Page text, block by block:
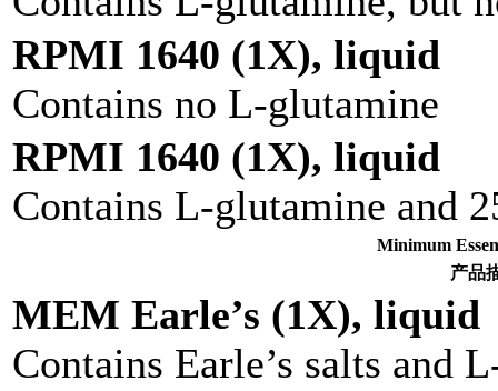
RPMI 1640 (1X), liquid
Contains no L-glutamine
RPMI 1640 (1X), liquid
Contains L-glutamine and
Minimum
产品
MEM Earle’s (1X), liquid
Contains Earle’s salts and